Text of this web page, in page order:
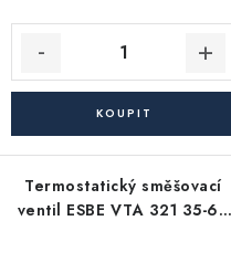
Termostatický směšovací
ventil ESBE VTA 321 35-60